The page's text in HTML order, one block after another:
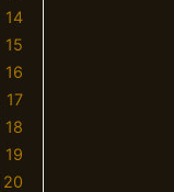
14
15
16
17
18
19
20